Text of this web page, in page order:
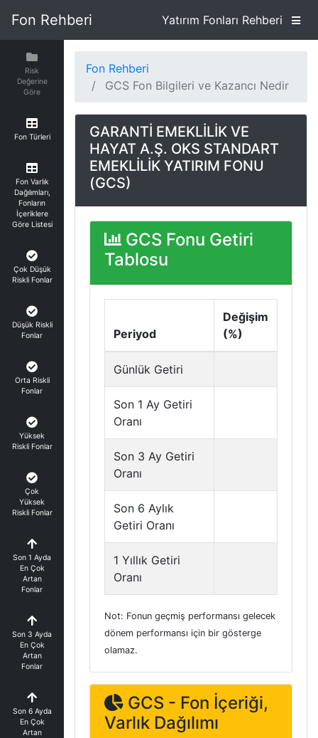
Fon Rehberi Yatırım Fonları Rehberi
Risk
Değerine
Göre
Fon Türleri
Fon Varlık
Dağılımları,
Fonların
İçeriklere
Göre Listesi
Çok Düşük
Riskli Fonlar
Düşük Riskli
Fonlar
Orta Riskli
Fonlar
Yüksek
Riskli Fonlar
Çok
Yüksek
Riskli Fonlar
Son 1 Ayda
En Çok
Artan
Fonlar
Son 3 Ayda
En Çok
Artan
Fonlar
Son 6 Ayda
En Çok
Artan
Fon Rehberi
GCS Fon Bilgileri ve Kazancı Nedir
GARANTİ EMEKLİLİK VE
HAYAT A.Ş. OKS STANDART
EMEKLİLİK YATIRIM FONU
(GCS)
GCS Fonu Getiri
Tablosu
Periyod
Değişim
(%)
Günlük Getiri
Son 1 Ay Getiri
Oranı
Son 3 Ay Getiri
Oranı
Son 6 Aylık
Getiri Oranı
1 Yıllık Getiri
Oranı
Not: Fonun geçmiş performansı gelecek
dönem performansı için bir gösterge
olamaz.
GCS - Fon İçeriği,
Varlık Dağılımı